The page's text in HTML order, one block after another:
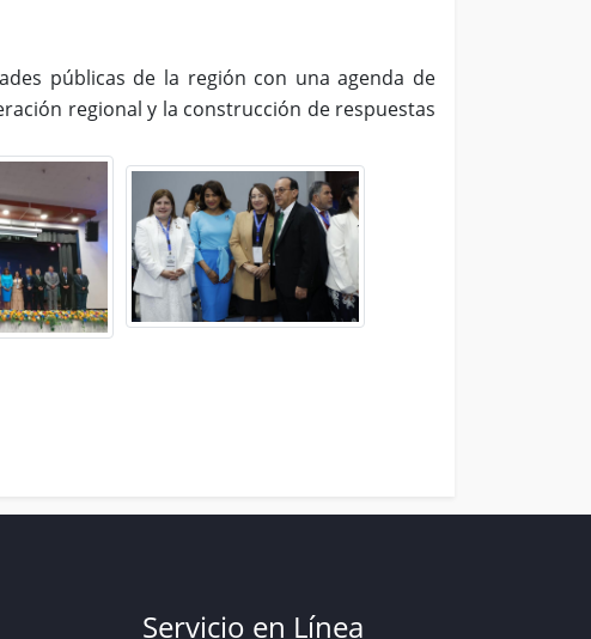
públicas de la región con una agenda de
regional y la construcción de respuestas
Servicio en Línea